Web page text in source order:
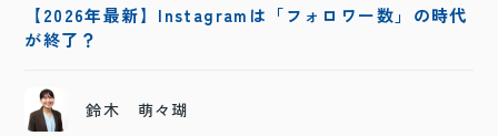
【2026年最新】Instagramは「フォロワー数」の時代
が終了？
鈴木 萌々瑚